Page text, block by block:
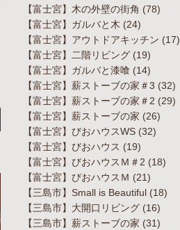
【富士宮】木の外壁の街角 (78)
【富士宮】ガルバと木 (24)
【富士宮】アウトドアキッチン (17)
【富士宮】二階リビング (19)
【富士宮】ガルバと漆喰 (14)
【富士宮】薪ストーブの家＃3 (32)
【富士宮】薪ストーブの家＃2 (29)
【富士宮】薪ストーブの家 (26)
【富士宮】びおハウスWS (32)
【富士宮】びおハウス (19)
【富士宮】びおハウスＭ＃2 (18)
【富士宮】びおハウスＭ (21)
【三島市】Small is Beautiful (18)
【三島市】大開口リビング (16)
【三島市】薪ストーブの家 (31)